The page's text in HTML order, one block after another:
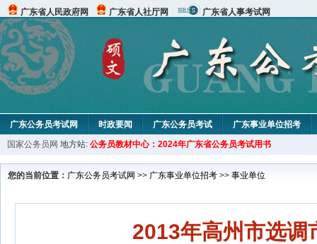
广东省人民政府网 广东省人社厅网 广东省人事考试网
广东公务员考试网 时政要闻 广东公务员考试
广东事业单位招考
国家公务员网 地方站: 公务员教材中心：2024年广东省公务员考试用书
您的当前位置： 广东公务员考试网 >> 广东事业单位招考 >> 事业单位
2013年高州市选调